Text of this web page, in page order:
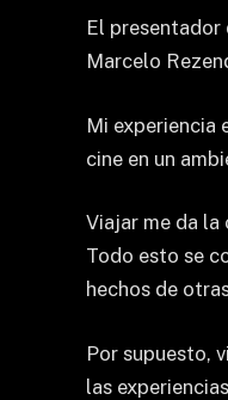
El
Marcelo
Mi experiencia
cine en un
Viajar me da
Todo esto se
hechos de
Por supuesto,
las